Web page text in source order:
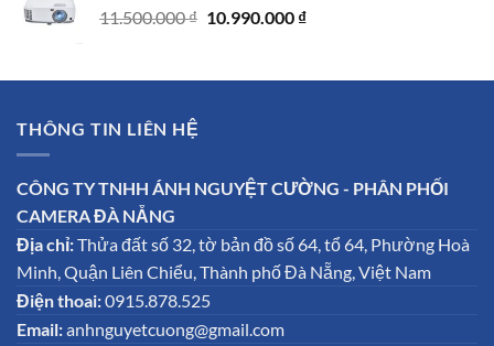
11.500.000₫ Giá
11.500.000 ₫.
10.990.000 ₫Giá
là:
THÔNG TIN LIÊN HỆ
CÔNG TY TNHH ÁNH NGUYỆT CƯỜNG - PHÂN PHỐI
CAMERA ĐÀ NẴNG
Địa chỉ:Thửa đất số 32, tờ bản đồ số 64, tổ 64, Phường Hoà
Minh, Quận Liên Chiểu, Thành phố Đà Nẵng, Việt Nam
Điện thoai:0915.878.525
Email:anhnguyetcuong@gmail.com